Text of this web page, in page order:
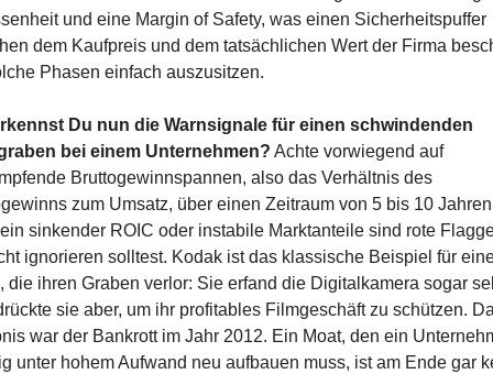
und eine Margin of Safety, was einen Sicherheitspuffer
dem Kaufpreis und dem tatsächlichen Wert der Firma
Phasen einfach auszusitzen.
Du nun die Warnsignale für einen schwindenden
bei einem Unternehmen? Achte vorwiegend auf
Bruttogewinnspannen, also das Verhältnis des
zum Umsatz, über einen Zeitraum von 5 bis 10
sinkender ROIC oder instabile Marktanteile sind rote
ignorieren solltest. Kodak ist das klassische Beispiel für
die ihren Graben verlor: Sie erfand die Digitalkamera sogar
sie aber, um ihr profitables Filmgeschäft zu schützen.
war der Bankrott im Jahr 2012. Ein Moat, den ein
unter hohem Aufwand neu aufbauen muss, ist am Ende gar